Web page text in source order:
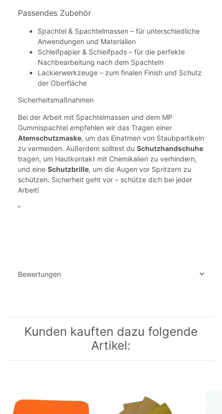
Passendes Zubehör
Spachtel & Spachtelmassen – für unterschiedliche
Anwendungen und Materialien
Schleifpapier & Schleifpads – für die perfekte
Nachbearbeitung nach dem Spachteln
Lackierwerkzeuge – zum finalen Finish und Schutz
der Oberfläche
Sicherheitsmaßnahmen
Bei der Arbeit mit Spachtelmassen und dem MP
Gummispachtel empfehlen wir das Tragen einer
Atemschutzmaske, um das Einatmen von Staubpartikeln
zu vermeiden. Außerdem solltest du Schutzhandschuhe
tragen, um Hautkontakt mit Chemikalien zu verhindern,
und eine Schutzbrille, um die Augen vor Spritzern zu
schützen. Sicherheit geht vor – schütze dich bei jeder
Arbeit!
"
Bewertungen
Kunden kauften dazu folgende
Artikel: